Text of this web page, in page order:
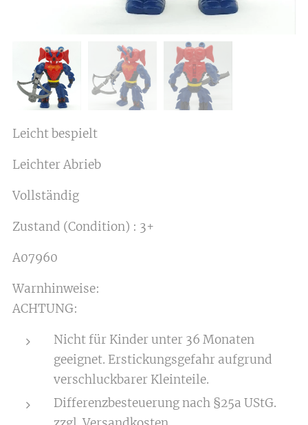
Leicht bespielt
Leichter Abrieb
Vollständig
Zustand (Condition) : 3+
A07960
Warnhinweise:
ACHTUNG:
Nicht für Kinder unter 36 Monaten
geeignet. Erstickungsgefahr aufgrund
verschluckbarer Kleinteile.
Differenzbesteuerung nach §25a UStG.